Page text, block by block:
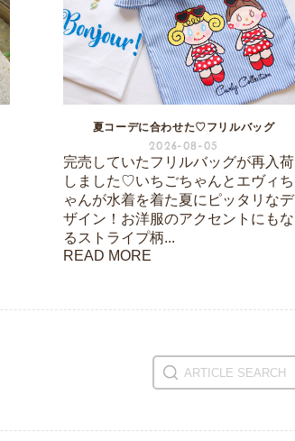
夏コーデに合わせた♡フリルバッグ
2026-08-05
完売していたフリルバッグが再入荷
しました♡いちごちゃんとエヴィち
ゃんが水着を着た夏にピッタリなデ
ザイン！お洋服のアクセントにもな
るストライプ柄...
READ MORE